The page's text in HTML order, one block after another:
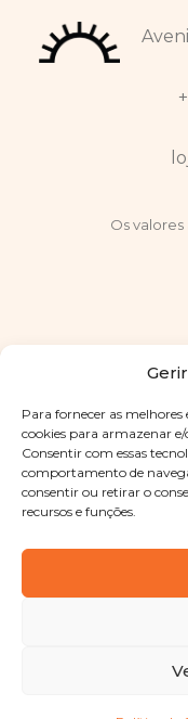
Para fornecer as
cookies para armazenar
Consentir com essas
comportamento de
consentir ou retirar o
recursos e funções.
Os
Copyright © 2025
reservadosPolítica
Designed byShift